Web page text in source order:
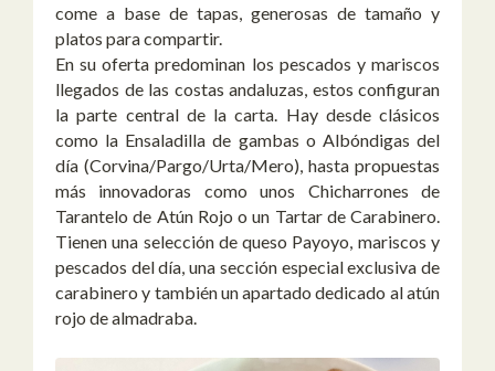
come a base de tapas, generosas de tamaño y
platos para compartir.
En su oferta predominan los pescados y mariscos
llegados de las costas andaluzas, estos configuran
la parte central de la carta. Hay desde clásicos
como la Ensaladilla de gambas o Albóndigas del
día (Corvina/Pargo/Urta/Mero), hasta propuestas
más innovadoras como unos Chicharrones de
Tarantelo de Atún Rojo o un Tartar de Carabinero.
Tienen una selección de queso Payoyo, mariscos y
pescados del día, una sección especial exclusiva de
carabinero y también un apartado dedicado al atún
rojo de almadraba.